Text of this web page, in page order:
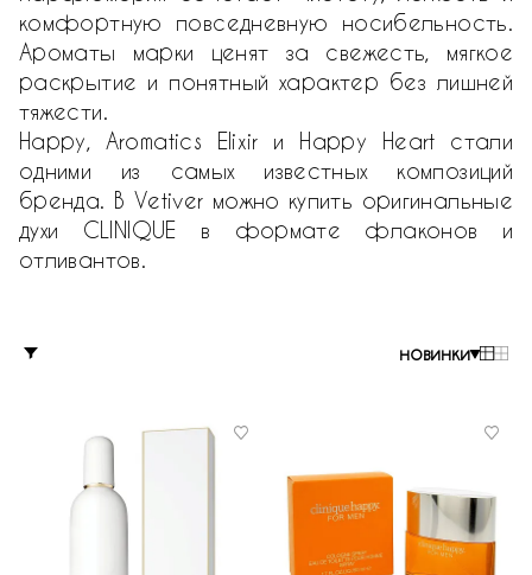
комфортную повседневную носибельность.
Ароматы марки ценят за свежесть, мягкое
раскрытие и понятный характер без лишней
тяжести.
Happy, Aromatics Elixir и Happy Heart стали
одними из самых известных композиций
бренда. В Vetiver можно купить оригинальные
духи CLINIQUE в формате флаконов и
отливантов.
новинки